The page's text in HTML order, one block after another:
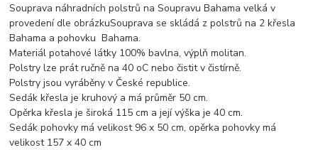
Souprava náhradních polstrů na Soupravu Bahama velká v
provedení dle obrázkuSouprava se skládá z polstrů na 2 křesla
Bahama a pohovku Bahama.
Materiál potahové látky 100% bavlna, výplň molitan.
Polstry lze prát ručně na 40 oC nebo čistit v čistírně.
Polstry jsou vyráběny v České republice.
Sedák křesla je kruhový a má průměr 50 cm.
Opěrka křesla je široká 115 cm a její výška je 40 cm.
Sedák pohovky má velikost 96 x 50 cm, opěrka pohovky má
velikost 157 x 40 cm